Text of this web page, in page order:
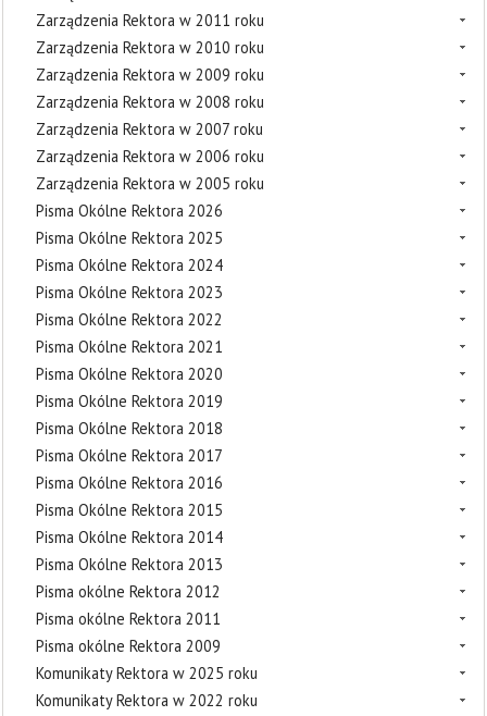
Zarządzenia Rektora w 2011 roku
Zarządzenia Rektora w 2010 roku
Zarządzenia Rektora w 2009 roku
Zarządzenia Rektora w 2008 roku
Zarządzenia Rektora w 2007 roku
Zarządzenia Rektora w 2006 roku
Zarządzenia Rektora w 2005 roku
Pisma Okólne Rektora 2026
Pisma Okólne Rektora 2025
Pisma Okólne Rektora 2024
Pisma Okólne Rektora 2023
Pisma Okólne Rektora 2022
Pisma Okólne Rektora 2021
Pisma Okólne Rektora 2020
Pisma Okólne Rektora 2019
Pisma Okólne Rektora 2018
Pisma Okólne Rektora 2017
Pisma Okólne Rektora 2016
Pisma Okólne Rektora 2015
Pisma Okólne Rektora 2014
Pisma Okólne Rektora 2013
Pisma okólne Rektora 2012
Pisma okólne Rektora 2011
Pisma okólne Rektora 2009
Komunikaty Rektora w 2025 roku
Komunikaty Rektora w 2022 roku